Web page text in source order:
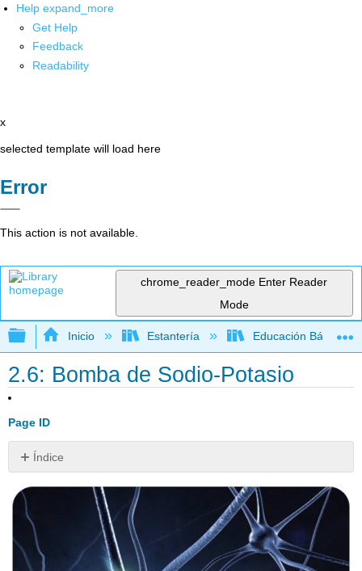
Help expand_more
Get Help
Feedback
Readability
x
selected template will load here
Error
This action is not available.
chrome_reader_mode Enter Reader
Mode
Expandir/contraer jerarquía global
Inicio Estantería Educación Básica
2.6: Bomba de Sodio-Potasio
Page ID
Índice
increíble
objeto?
La